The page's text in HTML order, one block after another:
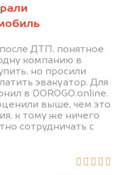
ДТП, понятное
компанию в
но просили
эвакуатор. Для
в DOROGO.online.
выше, чем это
к тому же ничего
сотрудничать с
— через